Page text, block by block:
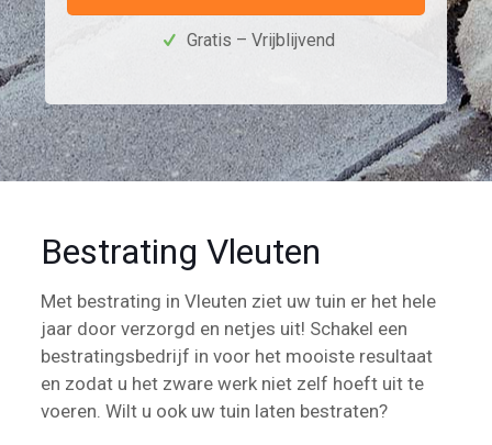
Gratis – Vrijblijvend
Bestrating Vleuten
Met bestrating in Vleuten ziet uw tuin er het hele
jaar door verzorgd en netjes uit! Schakel een
bestratingsbedrijf in voor het mooiste resultaat
en zodat u het zware werk niet zelf hoeft uit te
voeren. Wilt u ook uw tuin laten bestraten?